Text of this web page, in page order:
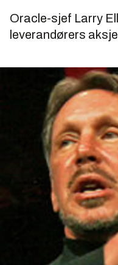
Oracle-sjef Larry
leverandørers